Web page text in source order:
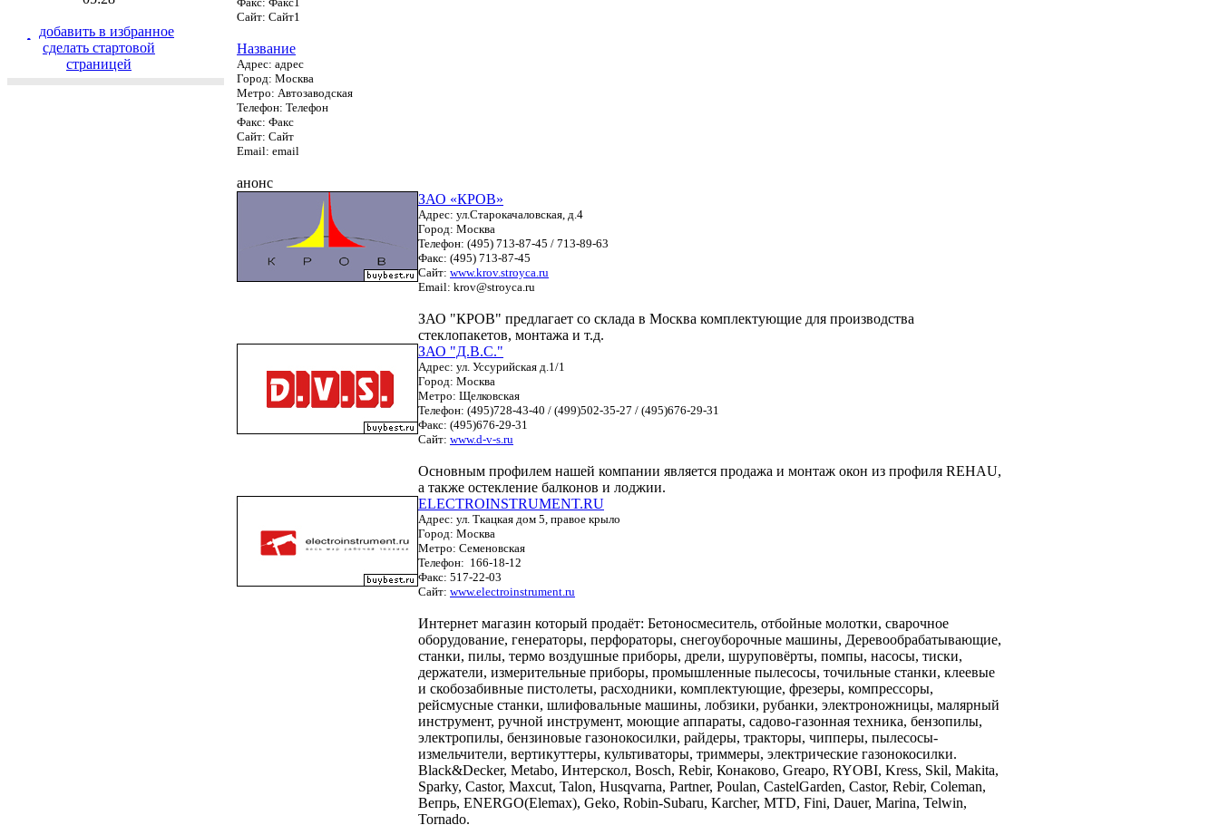
добавить в избранное
cделать стартовой
страницей
Сайт: Сайт1
Название
Адрес: адрес
Город: Москва
Метро: Автозаводская
Телефон: Телефон
Факс: Факс
Сайт: Сайт
Email: email
анонс
ЗАО «КРОВ»
Адрес: ул.Старокачаловская, д.4
Город: Москва
Телефон: (495) 713-87-45 / 713-89-63
Факс: (495) 713-87-45
Сайт: www.krov.stroyca.ru
Email: krov@stroyca.ru
ЗАО "КРОВ" предлагает со склада в Москва комплектующие для производства
стеклопакетов, монтажа и т.д.
ЗАО "Д.В.С."
Адрес: ул. Уссурийская д.1/1
Город: Москва
Метро: Щелковская
Телефон: (495)728-43-40 / (499)502-35-27 / (495)676-29-31
Факс: (495)676-29-31
Сайт: www.d-v-s.ru
Основным профилем нашей компании является продажа и монтаж окон из профиля REHAU,
а также остекление балконов и лоджии.
ELECTROINSTRUMENT.RU
Адрес: ул. Ткацкая дом 5, правое крыло
Город: Москва
Метро: Семеновская
Телефон: 166-18-12
Факс: 517-22-03
Сайт: www.electroinstrument.ru
Интернет магазин который продаёт: Бетоносмеситель, отбойные молотки, сварочное
оборудование, генераторы, перфораторы, снегоуборочные машины, Деревообрабатывающие,
станки, пилы, термо воздушные приборы, дрели, шуруповёрты, помпы, насосы, тиски,
держатели, измерительные приборы, промышленные пылесосы, точильные станки, клеевые
и скобозабивные пистолеты, расходники, комплектующие, фрезеры, компрессоры,
рейсмусные станки, шлифовальные машины, лобзики, рубанки, электроножницы, малярный
инструмент, ручной инструмент, моющие аппараты, садово-газонная техника, бензопилы,
электропилы, бензиновые газонокосилки, райдеры, тракторы, чипперы, пылесосы-
измельчители, вертикуттеры, культиваторы, триммеры, электрические газонокосилки.
Black&Decker, Metabo, Интерскол, Bosch, Rebir, Конаково, Greapo, RYOBI, Kress, Skil, Makita,
Sparky, Castor, Maxcut, Talon, Husqvarna, Partner, Poulan, CastelGarden, Castor, Rebir, Coleman,
Вепрь, ENERGO(Elemax), Geko, Robin-Subaru, Karcher, MTD, Fini, Dauer, Marina, Telwin,
Tornado.